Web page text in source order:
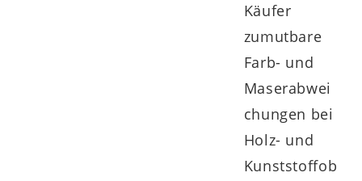
Vor dem Waschen in der Waschmaschine
unbedingt die EPS-Füllung entfernen!
Reinigungsmittel leicht entfernt werden.
Bei gröberen Verschmutzungen kann der
Käufer
zumutbare
Farb- und
Maserabwei
chungen bei
Holz- und
Kunststoffob